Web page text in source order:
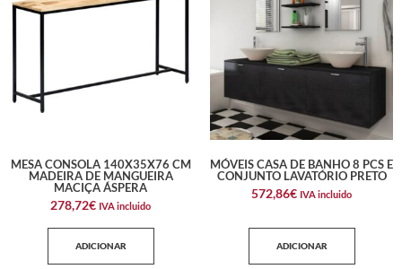
MESA CONSOLA 140X35X76 CM
MADEIRA DE MANGUEIRA
MACIÇA ÁSPERA
278,72€ IVA incluido
ADICIONAR
MÓVEIS CASA DE BANHO 8 PCS E
CONJUNTO LAVATÓRIO PRETO
572,86€ IVA incluido
ADICIONAR